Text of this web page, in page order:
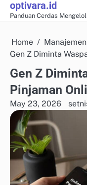
Skipoptivara.id
Panduan Cerdas
Home
Gen Z Diminta
Gen Z
Pinjaman
May 23, 2026